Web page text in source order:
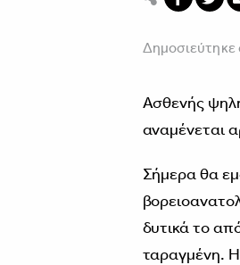
Δημοσιεύτηκε
Ασθενής
αναμένεται
Σήμερα θα
δυτικά το
ταραγμένη.